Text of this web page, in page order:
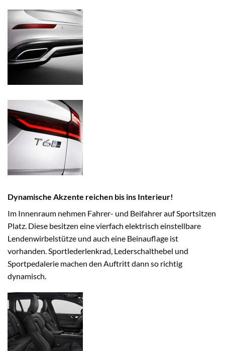
Dynamische Akzente reichen bis ins Interieur!
Im Innenraum nehmen Fahrer- und Beifahrer auf Sportsitzen
Platz. Diese besitzen eine vierfach elektrisch einstellbare
Lendenwirbelstütze und auch eine Beinauflage ist
vorhanden. Sportlederlenkrad, Lederschalthebel und
Sportpedalerie machen den Auftritt dann so richtig
dynamisch.